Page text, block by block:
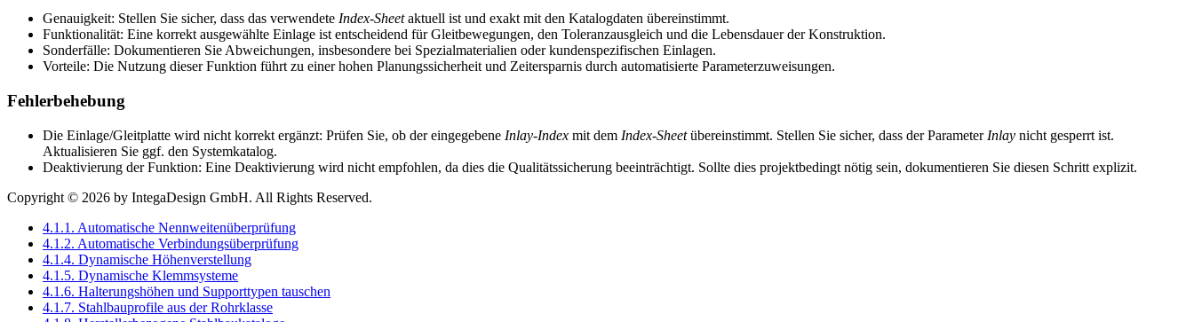
Genauigkeit: Stellen Sie sicher, dass das verwendete Index-Sheetaktuell ist und exakt mit den Katalogdaten übereinstimmt.
Funktionalität: Eine korrekt ausgewählte Einlage ist entscheidend für Gleitbewegungen, den Toleranzausgleich und die Lebensdauer der Konstruktion.
Sonderfälle: Dokumentieren Sie Abweichungen, insbesondere bei Spezialmaterialien oder kundenspezifischen Einlagen.
Vorteile: Die Nutzung dieser Funktion führt zu einer hohen Planungssicherheit und Zeitersparnis durch automatisierte Parameterzuweisungen.
Fehlerbehebung
Die Einlage/Gleitplatte wird nicht korrekt ergänzt: Prüfen Sie, ob der eingegebene Inlay-Index mit dem Index-Sheetübereinstimmt. Stellen Sie sicher, dass der Parameter Inlay nicht gesperrt ist.
Aktualisieren Sie ggf. den Systemkatalog.
Deaktivierung der Funktion: Eine Deaktivierung wird nicht empfohlen, da dies die Qualitätssicherung beeinträchtigt. Sollte dies projektbedingt nötig sein, dokumentieren Sie diesen Schritt explizit.
Copyright © 2026 by IntegaDesign GmbH. All Rights Reserved.
4.1.1. Automatische Nennweitenüberprüfung
4.1.2. Automatische Verbindungsüberprüfung
4.1.4. Dynamische Höhenverstellung
4.1.5. Dynamische Klemmsysteme
4.1.6. Halterungshöhen und Supporttypen tauschen
4.1.7. Stahlbauprofile aus der Rohrklasse